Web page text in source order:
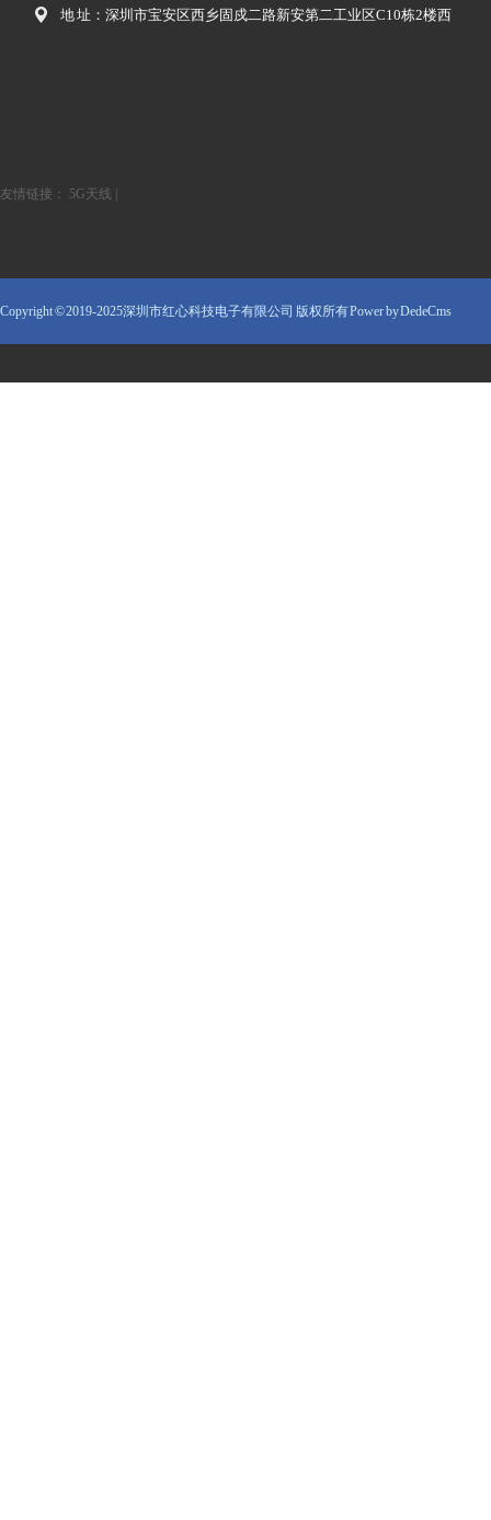
地 址：深圳市宝安区西乡固戍二路新安第二工业区C10栋2楼西
友情链接： 5G天线
Copyright © 2019-2025深圳市红心科技电子有限公司 版权所有Power by DedeCms